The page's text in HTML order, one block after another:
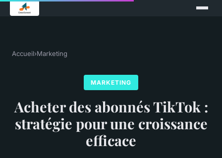
Accueil›Marketing
MARKETING
Acheter des abonnés TikTok :
stratégie pour une croissance
efficace